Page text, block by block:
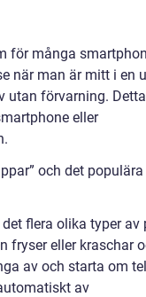
för många
när man är mitt i en
utan förvarning. Detta
eller
och det
flera olika typer av
fryser eller kraschar
av och starta om
av